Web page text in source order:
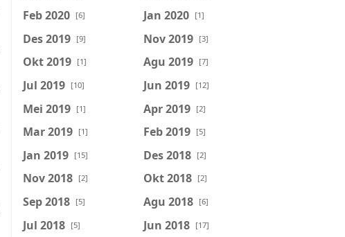
Feb 2020 [6] Jan 2020 [1]
Des 2019 [9] Nov 2019 [3]
Okt 2019 [1] Agu 2019 [7]
Jul 2019 [10] Jun 2019 [12]
Mei 2019 [1] Apr 2019 [2]
Mar 2019 [1] Feb 2019 [5]
Jan 2019 [15] Des 2018 [2]
Nov 2018 [2] Okt 2018 [2]
Sep 2018 [5] Agu 2018 [6]
Jul 2018 [5] Jun 2018 [17]